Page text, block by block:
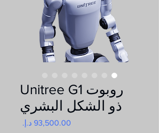
روبوت Unitree G1
ذو الشكل البشري